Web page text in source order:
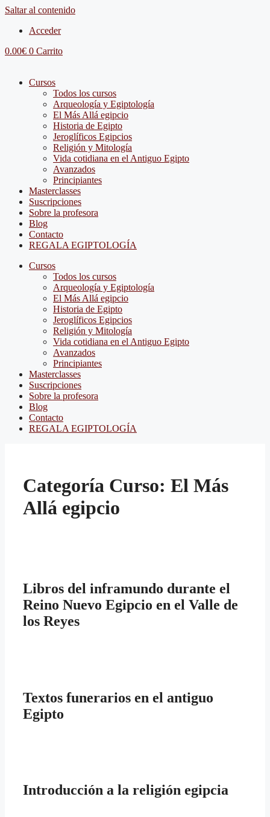
Saltar al contenido
Acceder
0.00€ 0 Carrito
Cursos
Todos los cursos
Arqueología y Egiptología
El Más Allá egipcio
Historia de Egipto
Jeroglíficos Egipcios
Religión y Mitología
Vida cotidiana en el Antiguo Egipto
Avanzados
Principiantes
Masterclasses
Suscripciones
Sobre la profesora
Blog
Contacto
REGALA EGIPTOLOGÍA
Cursos
Todos los cursos
Arqueología y Egiptología
El Más Allá egipcio
Historia de Egipto
Jeroglíficos Egipcios
Religión y Mitología
Vida cotidiana en el Antiguo Egipto
Avanzados
Principiantes
Masterclasses
Suscripciones
Sobre la profesora
Blog
Contacto
REGALA EGIPTOLOGÍA
Categoría Curso: El Más
Allá egipcio
Libros del inframundo durante el
Reino Nuevo Egipcio en el Valle de
los Reyes
Textos funerarios en el antiguo
Egipto
Introducción a la religión egipcia